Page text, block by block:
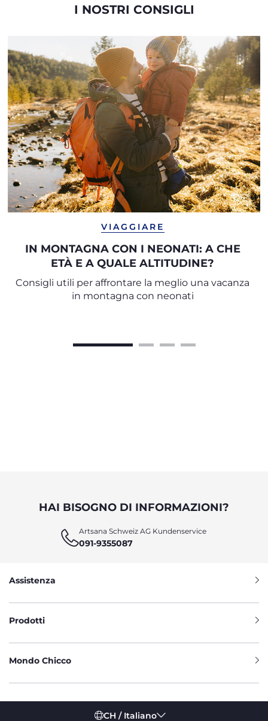
I NOSTRI CONSIGLI
VIAGGIARE
IN MONTAGNA CON I NEONATI: A CHE
ETÀ E A QUALE ALTITUDINE?
Consigli utili per affrontare la meglio una vacanza
in montagna con neonati
HAI BISOGNO DI INFORMAZIONI?
Artsana Schweiz AG Kundenservice
091-9355087
Assistenza
Prodotti
Mondo Chicco
CH / Italiano